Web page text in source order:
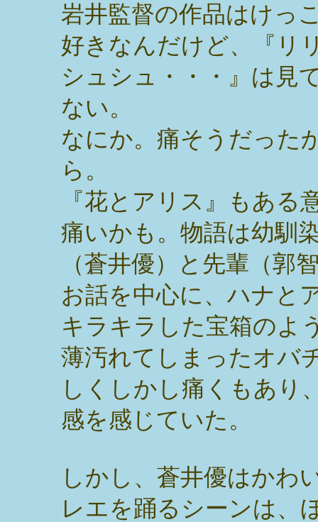
岩井監督の作品はけっ
好きなんだけど、『リ
シュシュ・・・』は見
ない。
なにか。痛そうだった
ら。
『花とアリス』もある
痛いかも。物語は幼馴
（蒼井優）と先輩（郭
お話を中心に、ハナと
キラキラした宝箱のよ
薄汚れてしまったオバ
しくしかし痛くもあり
感を感じていた。
しかし、蒼井優はかわ
レエを踊るシーンは、